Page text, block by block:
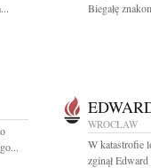
Biegałę
WROCŁAW
W katastrofie
zginął